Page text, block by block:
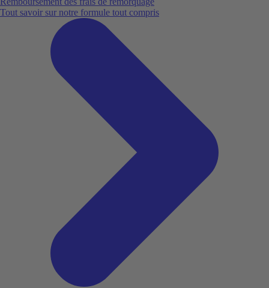
Tout savoir sur notre formule tout compris